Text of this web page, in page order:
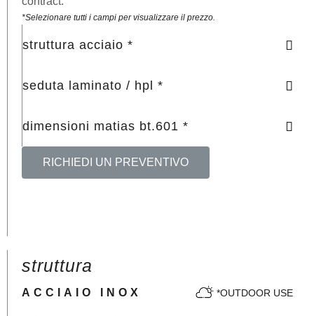
*Selezionare tutti i campi per visualizzare il prezzo.
struttura acciaio *
seduta laminato / hpl *
dimensioni matias bt.601 *
RICHIEDI UN PREVENTIVO
struttura
ACCIAIO INOX *OUTDOOR USE